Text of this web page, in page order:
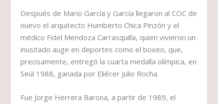
Después de Mario García y García llegaron al COC de
nuevo el arquitecto Humberto Chica Pinzón y el
médico Fidel Mendoza Carrasquilla, quien vivieron un
inusitado auge en deportes como el boxeo, que,
precisamente, entregó la cuarta medalla olímpica, en
Seúl 1988, ganada por Eliécer Julio Rocha.
Fue Jorge Herrera Barona, a partir de 1989, el